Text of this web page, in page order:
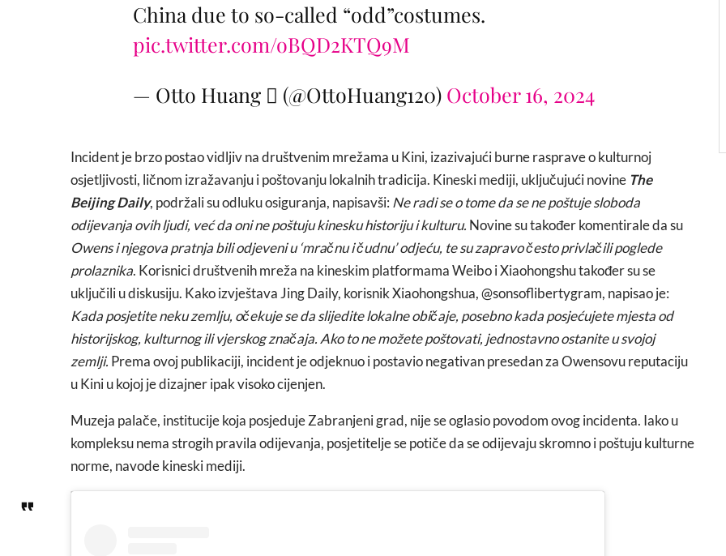
China due to so-called “odd”costumes.
pic.twitter.com/oBQD2KTQ9M
— Otto Huang  (@OttoHuang120) October 16, 2024
Incident je brzo postao vidljiv na društvenim mrežama u Kini, izazivajući burne rasprave o kulturnoj
osjetljivosti, ličnom izražavanju i poštovanju lokalnih tradicija. Kineski mediji, uključujući novine The
Beijing Daily, podržali su odluku osiguranja, napisavši: Ne radi se o tome da se ne poštuje sloboda
odijevanja ovih ljudi, već da oni ne poštuju kinesku historiju i kulturu. Novine su također komentirale da su
Owens i njegova pratnja bili odjeveni u ‘mračnu i čudnu’ odjeću, te su zapravo često privlačili poglede
prolaznika. Korisnici društvenih mreža na kineskim platformama Weibo i Xiaohongshu također su se
uključili u diskusiju. Kako izvještava Jing Daily, korisnik Xiaohongshua, @sonsoflibertygram, napisao je:
Kada posjetite neku zemlju, očekuje se da slijedite lokalne običaje, posebno kada posjećujete mjesta od
historijskog, kulturnog ili vjerskog značaja. Ako to ne možete poštovati, jednostavno ostanite u svojoj
zemlji. Prema ovoj publikaciji, incident je odjeknuo i postavio negativan presedan za Owensovu reputaciju
u Kini u kojoj je dizajner ipak visoko cijenjen.
Muzeja palače, institucije koja posjeduje Zabranjeni grad, nije se oglasio povodom ovog incidenta. Iako u
kompleksu nema strogih pravila odijevanja, posjetitelje se potiče da se odijevaju skromno i poštuju kulturne
norme, navode kineski mediji.